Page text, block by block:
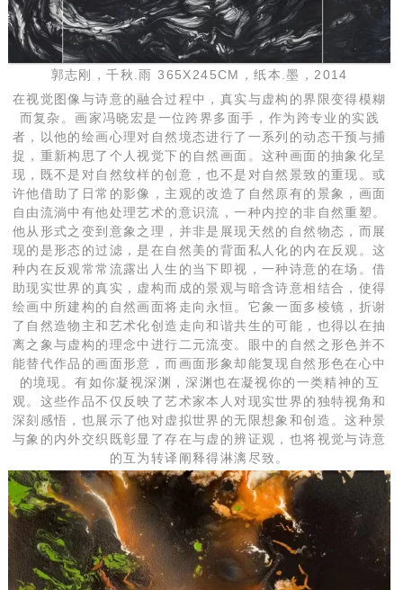
郭志刚，千秋.雨 365X245CM，纸本.墨，2014
在视觉图像与诗意的融合过程中，真实与虚构的界限变得模糊
而复杂。画家冯晓宏是一位跨界多面手，作为跨专业的实践
者，以他的绘画心理对自然境态进行了一系列的动态干预与捕
捉，重新构思了个人视觉下的自然画面。这种画面的抽象化呈
现，既不是对自然纹样的创意，也不是对自然景致的重现。或
许他借助了日常的影像，主观的改造了自然原有的景象，画面
自由流淌中有他处理艺术的意识流，一种内控的非自然重塑。
他从形式之变到意象之理，并非是展现天然的自然物态，而展
现的是形态的过滤，是在自然美的背面私人化的内在反观。这
种内在反观常常流露出人生的当下即视，一种诗意的在场。借
助现实世界的真实，虚构而成的景观与暗含诗意相结合，使得
绘画中所建构的自然画面将走向永恒。它象一面多棱镜，折谢
了自然造物主和艺术化创造走向和谐共生的可能，也得以在抽
离之象与虚构的理念中进行二元流变。眼中的自然之形色并不
能替代作品的画面形意，而画面形象却能复现自然形色在心中
的境现。有如你凝视深渊，深渊也在凝视你的一类精神的互
观。这些作品不仅反映了艺术家本人对现实世界的独特视角和
深刻感悟，也展示了他对虚拟世界的无限想象和创造。这种景
与象的内外交织既彰显了存在与虚的辨证观，也将视觉与诗意
的互为转译阐释得淋漓尽致。